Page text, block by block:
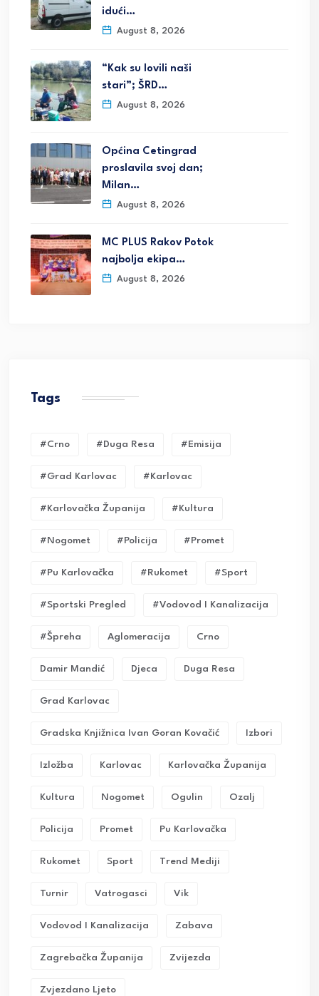
idući…
August 8, 2026
“Kak su lovili naši
stari”; ŠRD…
August 8, 2026
Općina Cetingrad
proslavila svoj dan;
Milan…
August 8, 2026
MC PLUS Rakov Potok
najbolja ekipa…
August 8, 2026
Tags
#crno #duga Resa #emisija
#grad Karlovac #karlovac
#karlovačka Županija #kultura
#nogomet #policija #promet
#pu Karlovačka #rukomet #sport
#sportski Pregled #vodovod I Kanalizacija
#Špreha Aglomeracija Crno
Damir Mandić Djeca Duga Resa
Grad Karlovac
Gradska Knjižnica Ivan Goran Kovačić Izbori
Izložba Karlovac Karlovačka Županija
Kultura Nogomet Ogulin Ozalj
Policija Promet Pu Karlovačka
Rukomet Sport Trend Mediji
Turnir Vatrogasci Vik
Vodovod I Kanalizacija Zabava
Zagrebačka Županija Zvijezda
Zvjezdano Ljeto